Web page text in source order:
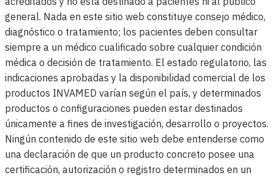
general. Nada en este sitio web constituye consejo médico,
diagnóstico o tratamiento; los pacientes deben consultar
siempre a un médico cualificado sobre cualquier condición
médica o decisión de tratamiento. El estado regulatorio, las
indicaciones aprobadas y la disponibilidad comercial de los
productos INVAMED varían según el país, y determinados
productos o configuraciones pueden estar destinados
únicamente a fines de investigación, desarrollo o proyectos.
Ningún contenido de este sitio web debe entenderse como
una declaración de que un producto concreto posee una
certificación, autorización o registro determinados en un